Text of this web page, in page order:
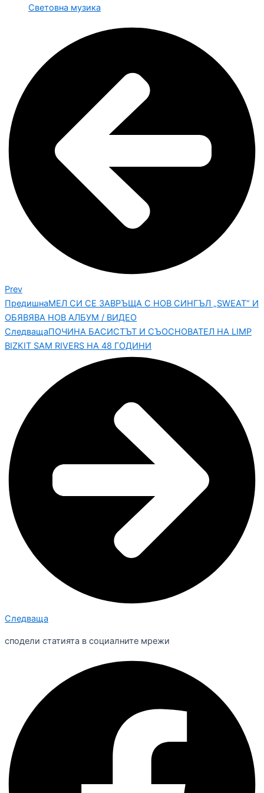
Световна музика
Prev
ПредишнаМЕЛ СИ СЕ ЗАВРЪЩА С НОВ СИНГЪЛ „SWEAT“ И
ОБЯВЯВА НОВ АЛБУМ / ВИДЕО
СледващаПОЧИНА БАСИСТЪТ И СЪОСНОВАТЕЛ НА LIMP
BIZKIT SAM RIVERS НА 48 ГОДИНИ
Следваща
сподели статията в социалните мрежи